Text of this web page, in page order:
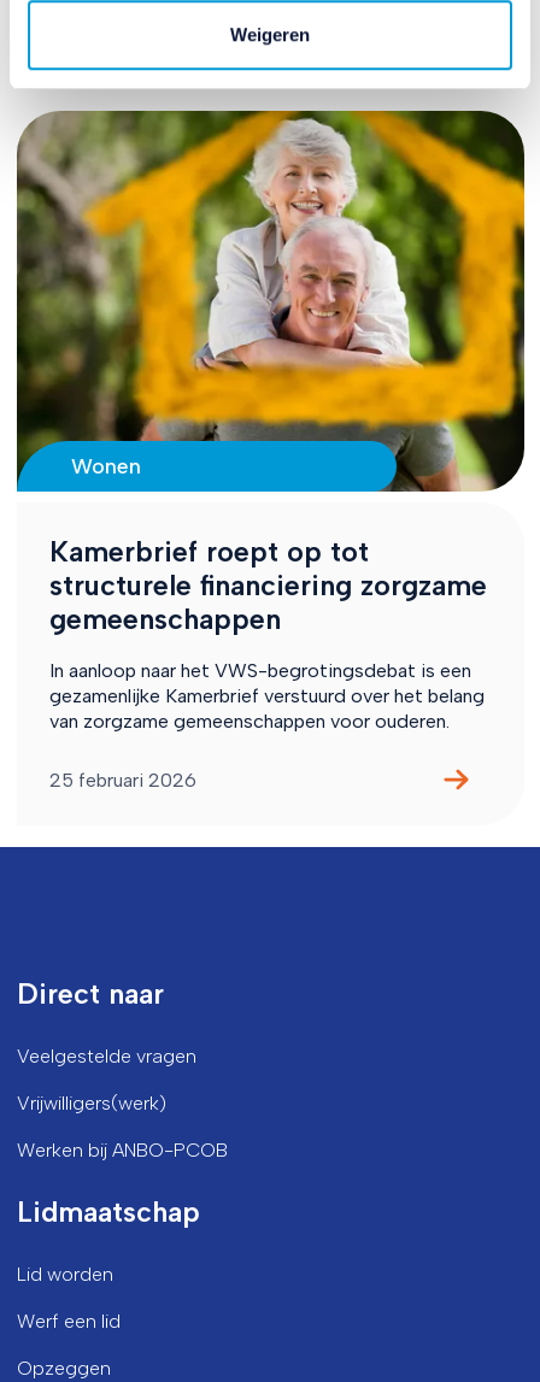
Weigeren
Wonen
Kamerbrief roept op tot
structurele financiering zorgzame
gemeenschappen
In aanloop naar het VWS-begrotingsdebat is een
gezamenlijke Kamerbrief verstuurd over het belang
van zorgzame gemeenschappen voor ouderen.
25 februari 2026
Direct naar
Veelgestelde vragen
Vrijwilligers(werk)
Werken bij ANBO-PCOB
Lidmaatschap
Lid worden
Werf een lid
Opzeggen